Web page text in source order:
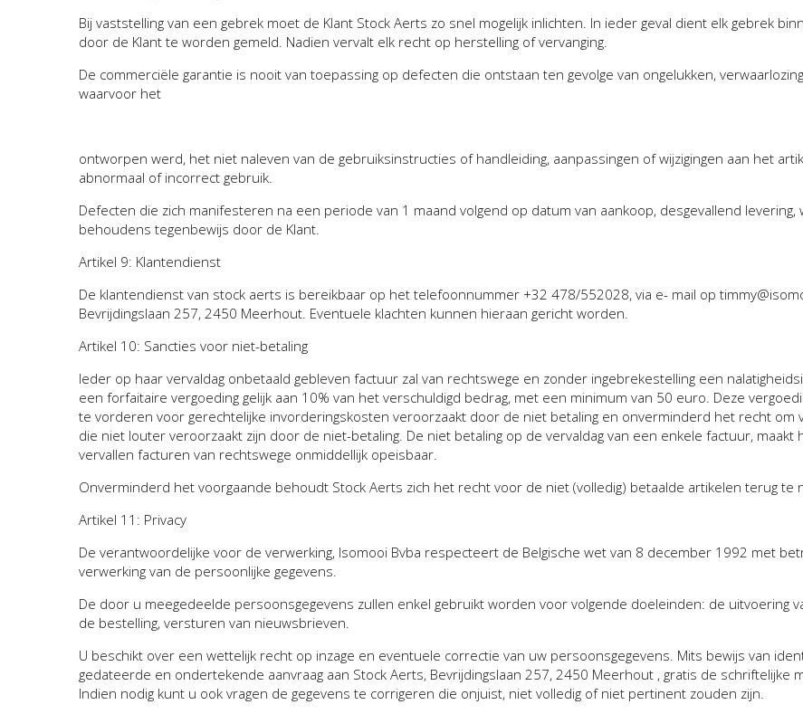
Bij vaststelling van een gebrek moet de Klant Stock Aerts zo snel mogelijk inlichten. In ieder geval dient elk gebrek
door de Klant te worden gemeld. Nadien vervalt elk recht op herstelling of vervanging.
De commerciële garantie is nooit van toepassing op defecten die ontstaan ten gevolge van ongelukken,
waarvoor het
ontworpen werd, het niet naleven van de gebruiksinstructies of handleiding, aanpassingen of wijzigingen aan het
abnormaal of incorrect gebruik.
Defecten die zich manifesteren na een periode van 1 maand volgend op datum van aankoop, desgevallend
behoudens tegenbewijs door de Klant.
Artikel 9: Klantendienst
De klantendienst van stock aerts is bereikbaar op het telefoonnummer +32 478/552028, via e- mail op
Bevrijdingslaan 257, 2450 Meerhout. Eventuele klachten kunnen hieraan gericht worden.
Artikel 10: Sancties voor niet-betaling
Ieder op haar vervaldag onbetaald gebleven factuur zal van rechtswege en zonder ingebrekestelling een
een forfaitaire vergoeding gelijk aan 10% van het verschuldigd bedrag, met een minimum van 50 euro. Deze
te vorderen voor gerechtelijke invorderingskosten veroorzaakt door de niet betaling en onverminderd het recht
die niet louter veroorzaakt zijn door de niet-betaling. De niet betaling op de vervaldag van een enkele factuur,
vervallen facturen van rechtswege onmiddellijk opeisbaar.
Onverminderd het voorgaande behoudt Stock Aerts zich het recht voor de niet (volledig) betaalde artikelen terug te
Artikel 11: Privacy
De verantwoordelijke voor de verwerking, Isomooi Bvba respecteert de Belgische wet van 8 december 1992 met
verwerking van de persoonlijke gegevens.
De door u meegedeelde persoonsgegevens zullen enkel gebruikt worden voor volgende doeleinden: de uitvoering
de bestelling, versturen van nieuwsbrieven.
U beschikt over een wettelijk recht op inzage en eventuele correctie van uw persoonsgegevens. Mits bewijs van
gedateerde en ondertekende aanvraag aan Stock Aerts, Bevrijdingslaan 257, 2450 Meerhout , gratis de schriftelijke
Indien nodig kunt u ook vragen de gegevens te corrigeren die onjuist, niet volledig of niet pertinent zouden zijn.